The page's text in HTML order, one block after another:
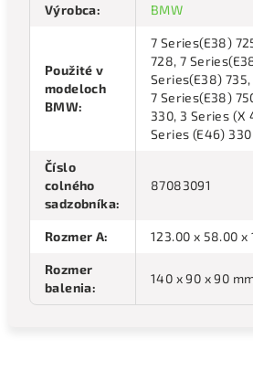
Výrobca: BMW
Použité v
modeloch
BMW:
7 Series(E38)
728, 7
Series(E38)
7 Series(E38)
330, 3 Series (X
Series (E46)
Číslo
colného
sadzobníka:
87083091
Rozmer A: 123.00 x 58.00 x
Rozmer
balenia:
140 x 90 x 90